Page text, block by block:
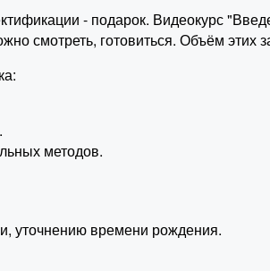
- подарок. Видеокурс
смотреть, готовиться. Объём этих
методов.
уточнению времени рождения.